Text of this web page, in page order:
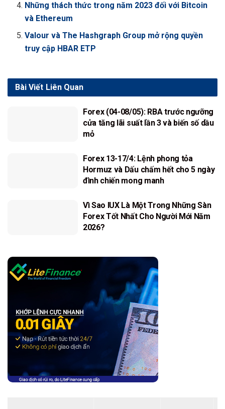
Những thách thức trong năm 2023 đối với Bitcoin
và Ethereum
Valour và The Hashgraph Group mở rộng quyền
truy cập HBAR ETP
Liên Quan
Bài Viết
Forex (04-08/05): RBA trước ngưỡng
cửa tăng lãi suất lần 3 và biến số dầu
mỏ
Forex 13-17/4: Lệnh phong tỏa
Hormuz và Dấu chấm hết cho 5 ngày
đình chiến mong manh
Vì Sao IUX Là Một Trong Những Sàn
Forex Tốt Nhất Cho Người Mới Năm
2026?